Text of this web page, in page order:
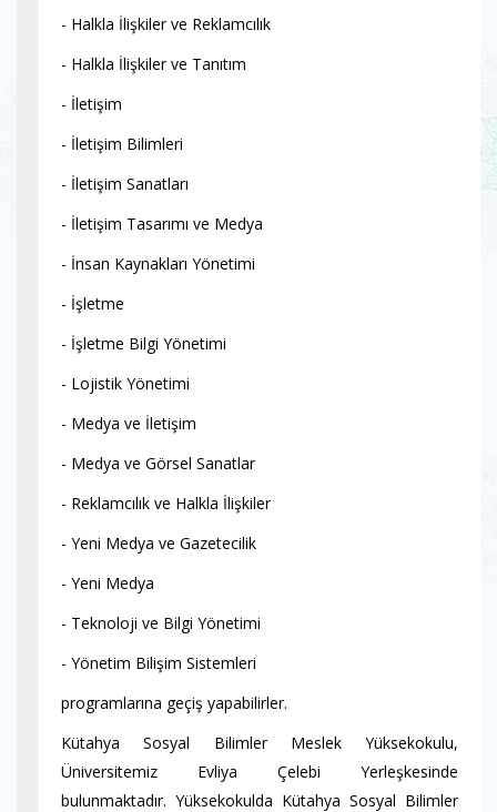
- Halkla İlişkiler ve Reklamcılık
- Halkla İlişkiler ve Tanıtım
- İletişim
- İletişim Bilimleri
- İletişim Sanatları
- İletişim Tasarımı ve Medya
- İnsan Kaynakları Yönetimi
- İşletme
- İşletme Bilgi Yönetimi
- Lojistik Yönetimi
- Medya ve İletişim
- Medya ve Görsel Sanatlar
- Reklamcılık ve Halkla İlişkiler
- Yeni Medya ve Gazetecilik
- Yeni Medya
- Teknoloji ve Bilgi Yönetimi
- Yönetim Bilişim Sistemleri
programlarına geçiş yapabilirler.
Kütahya Sosyal Bilimler Meslek Yüksekokulu,
Üniversitemiz Evliya Çelebi Yerleşkesinde
bulunmaktadır. Yüksekokulda Kütahya Sosyal Bilimler